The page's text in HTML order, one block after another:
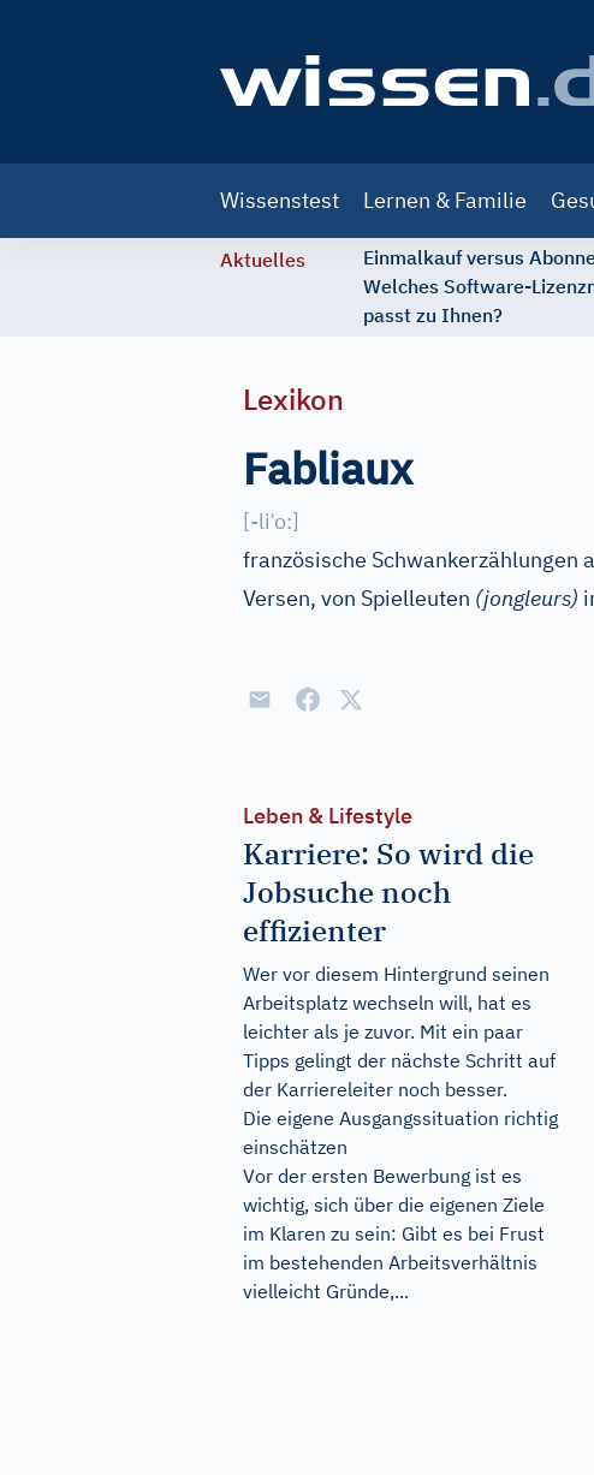
navigation
Wissenstest Lernen & Familie
Aktuelles
Einmalkauf versus
Welches Software-
passt zu Ihnen?
Lexikon
Fabliaux
[-liˈo:]
französische Schwankerzählungen
Versen, von Spielleuten (jongleurs)
Leben & Lifestyle
Karriere: So wird die
Jobsuche noch
effizienter
Wer vor diesem Hintergrund seinen
Arbeitsplatz wechseln will, hat es
leichter als je zuvor. Mit ein paar
Tipps gelingt der nächste Schritt auf
der Karriereleiter noch besser.
Die eigene Ausgangssituation richtig
einschätzen
Vor der ersten Bewerbung ist es
wichtig, sich über die eigenen Ziele
im Klaren zu sein: Gibt es bei Frust
im bestehenden Arbeitsverhältnis
vielleicht Gründe,...